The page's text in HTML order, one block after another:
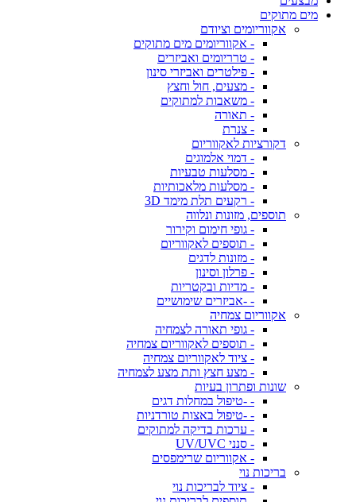
מים מתוקים
אקווריומים וציודם
- אקווריומים מים מתוקים
- טרריומים ואביזרים
- פילטרים ואביזרי סינון
- מצעים, חול וחצץ
- משאבות למתוקים
- תאורה
- צנרת
דקורציות לאקווריום
- דמוי אלמוגים
- מסלעות טבעיות
- מסלעות מלאכותיות
- רקעים תלת מימד 3D
תוספים, מזונות ונלווה
- גופי חימום וקירור
- תוספים לאקווריום
- מזונות לדגים
- פרלון וסינון
- מדיות ובקטריות
- -אביזרים שימושיים
אקווריום צמחיה
- גופי תאורה לצמחיה
- תוספים לאקווריום צמחיה
- ציוד לאקווריום צמחיה
- מצע חצץ ותת מצע לצמחיה
שונות ופתרון בעיות
- -טיפול במחלות דגים
- -טיפול באצות טורדניות
- ערכות בדיקה למתוקים
- סנני UV/UVC
- אקווריום שרימפסים
בריכות נוי
- ציוד לבריכות נוי